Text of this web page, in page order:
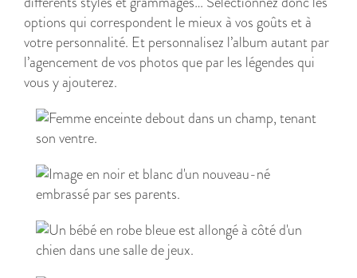
options qui correspondent le mieux à vos goûts et à
votre personnalité. Et personnalisez l’album autant par
l’agencement de vos photos que par les légendes qui
vous y ajouterez.